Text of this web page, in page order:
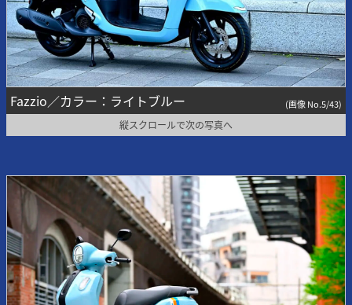
Fazzio／カラー：ライトブルー (画像 No.5/43)
縦スクロールで次の写真へ